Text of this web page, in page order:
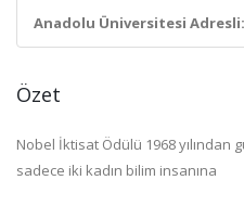
Anadolu Üniversitesi Adresli:
Özet
Nobel İktisat Ödülü 1968 yılından
sadece iki kadın bilim insanına